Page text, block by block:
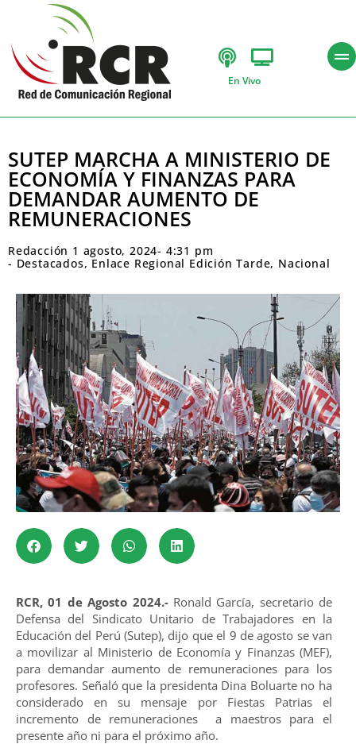
En Vivo
SUTEP MARCHA A MINISTERIO DE
ECONOMÍA Y FINANZAS PARA
DEMANDAR AUMENTO DE
REMUNERACIONES
Redacción 1 agosto, 2024- 4:31 pm
- Destacados, Enlace Regional Edición Tarde, Nacional
RCR, 01 de Agosto 2024.-Ronald García, secretario de
Defensa del Sindicato Unitario de Trabajadores en la
Educación del Perú (Sutep), dijo que el 9 de agosto se van
a movilizar al Ministerio de Economía y Finanzas (MEF),
para demandar aumento de remuneraciones para los
profesores. Señaló que la presidenta Dina Boluarte no ha
considerado en su mensaje por Fiestas Patrias el
incremento de remuneraciones a maestros para el
presente año ni para el próximo año.